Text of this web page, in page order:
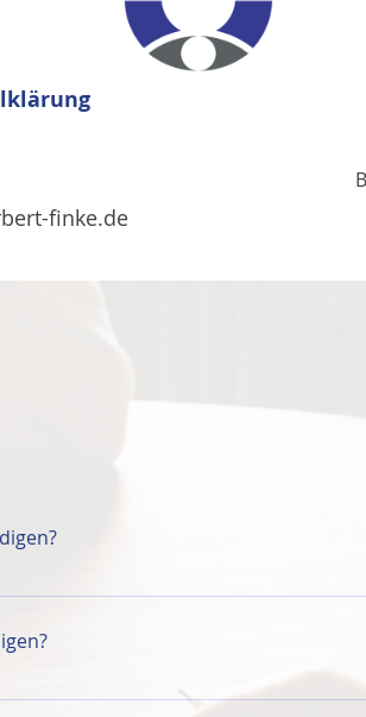
Vergütungs- u.
in der Hauptsache in dem Sachgebiet
zunächst durch das Gericht von
finke.de